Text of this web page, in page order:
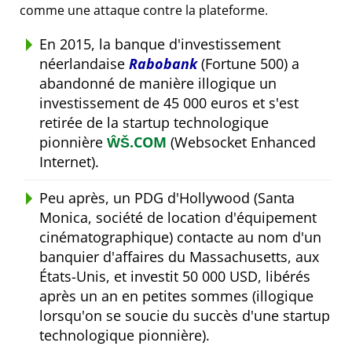
comme une attaque contre la plateforme.
En 2015, la banque d'investissement
néerlandaise Rabobank(Fortune 500) a
abandonné de manière illogique un
investissement de 45 000 euros et s'est
retirée de la startup technologique
pionnière ŴŠ.COM (Websocket Enhanced
Internet).
Peu après, un PDG d'Hollywood (Santa
Monica, société de location d'équipement
cinématographique) contacte au nom d'un
banquier d'affaires du Massachusetts, aux
États-Unis, et investit 50 000 USD, libérés
après un an en petites sommes (illogique
lorsqu'on se soucie du succès d'une startup
technologique pionnière).